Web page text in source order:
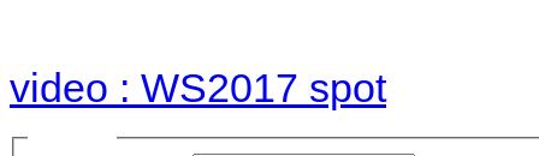
video : WS2017 spot